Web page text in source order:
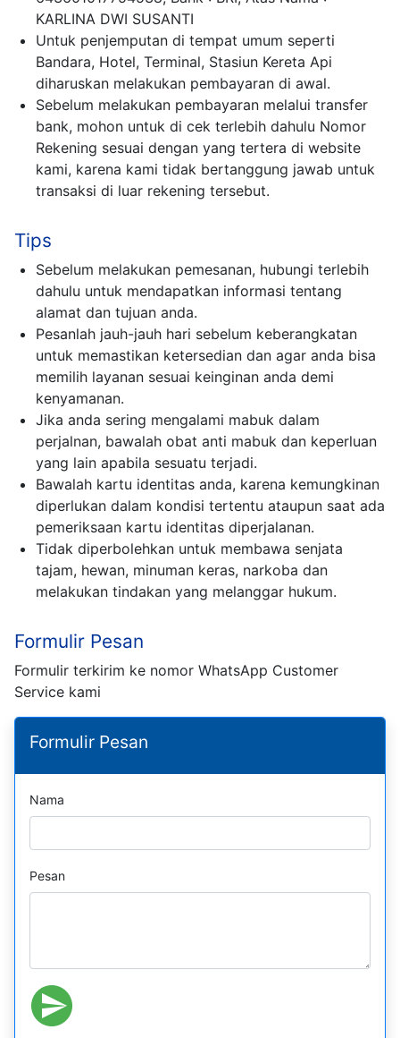
KARLINA DWI SUSANTI
Untuk penjemputan di tempat umum seperti
Bandara, Hotel, Terminal, Stasiun Kereta Api
diharuskan melakukan pembayaran di awal.
Sebelum melakukan pembayaran melalui transfer
bank, mohon untuk di cek terlebih dahulu Nomor
Rekening sesuai dengan yang tertera di website
kami, karena kami tidak bertanggung jawab untuk
transaksi di luar rekening tersebut.
Tips
Sebelum melakukan pemesanan, hubungi terlebih
dahulu untuk mendapatkan informasi tentang
alamat dan tujuan anda.
Pesanlah jauh-jauh hari sebelum keberangkatan
untuk memastikan ketersedian dan agar anda bisa
memilih layanan sesuai keinginan anda demi
kenyamanan.
Jika anda sering mengalami mabuk dalam
perjalnan, bawalah obat anti mabuk dan keperluan
yang lain apabila sesuatu terjadi.
Bawalah kartu identitas anda, karena kemungkinan
diperlukan dalam kondisi tertentu ataupun saat ada
pemeriksaan kartu identitas diperjalanan.
Tidak diperbolehkan untuk membawa senjata
tajam, hewan, minuman keras, narkoba dan
melakukan tindakan yang melanggar hukum.
Formulir Pesan
Formulir terkirim ke nomor WhatsApp Customer
Service kami
Formulir Pesan
Nama
Pesan